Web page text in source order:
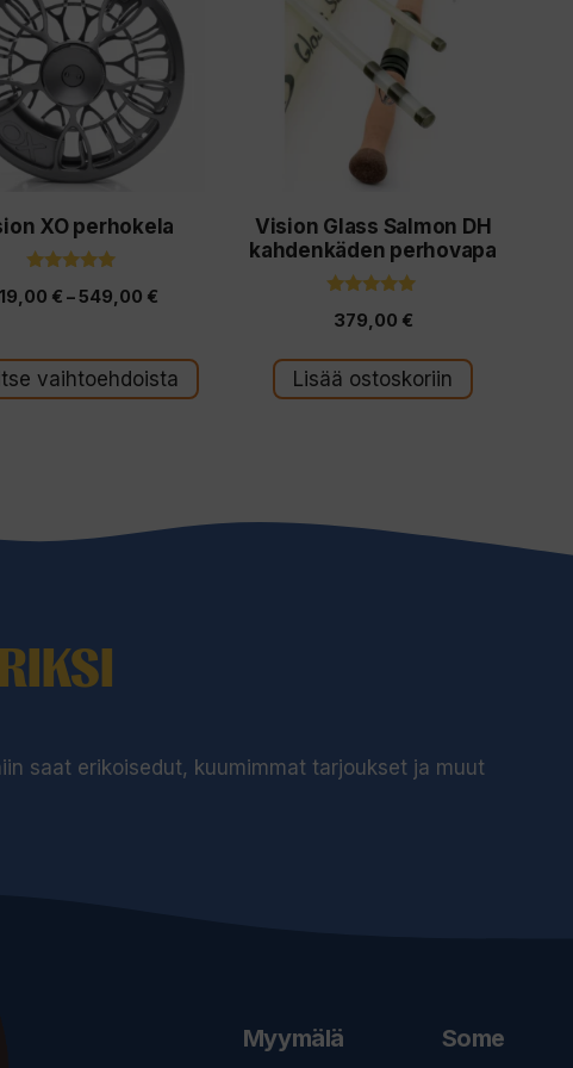
XO perhokela
5:stä
€ –549,00 €Hintaluokka:
-
549,00 €
vaihtoehdoista
Vision Glass Salmon DH
kahdenkäden perhovapa
5:stä
379,00 €
Lisää ostoskoriin
saat erikoisedut, kuumimmat tarjoukset ja muut
Myymälä Some